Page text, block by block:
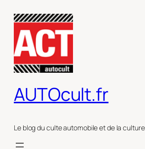
contenu
AUTOcult.fr
Le blog du culte automobile et de la